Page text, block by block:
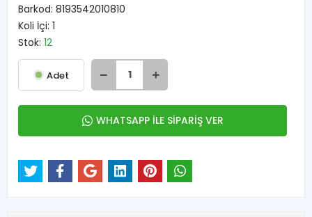
Barkod: 8193542010810
Koli İçi: 1
Stok: 12
Adet
WHATSAPP İLE SİPARİŞ VER